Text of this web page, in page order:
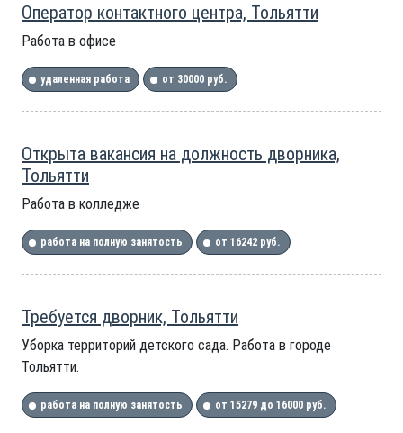
Оператор контактного центра, Тольятти
Работа в офисе
удаленная работа от 30000 руб.
Открыта вакансия на должность дворника,
Тольятти
Работа в колледже
работа на полную занятость от 16242 руб.
Требуется дворник, Тольятти
Уборка территорий детского сада. Работа в городе
Тольятти.
работа на полную занятость от 15279 до 16000 руб.